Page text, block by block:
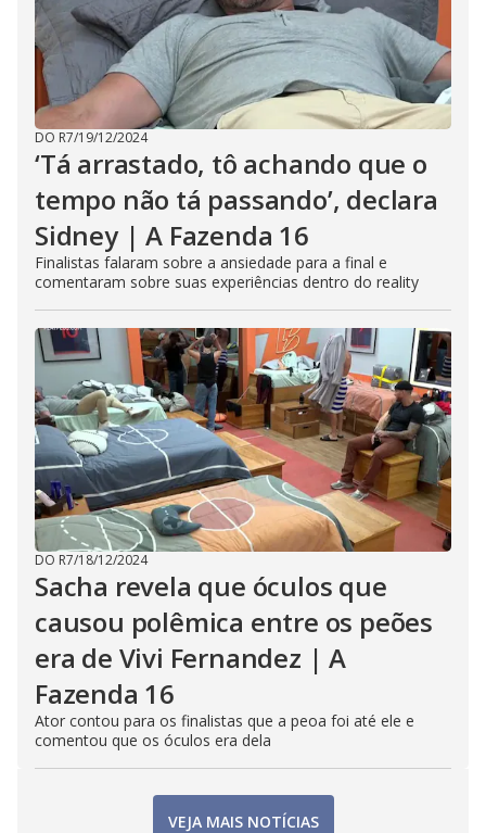
DO R7/19/12/2024
‘Tá arrastado, tô achando que o
tempo não tá passando’, declara
Sidney | A Fazenda 16
Finalistas falaram sobre a ansiedade para a final e
comentaram sobre suas experiências dentro do reality
DO R7/18/12/2024
Sacha revela que óculos que
causou polêmica entre os peões
era de Vivi Fernandez | A
Fazenda 16
Ator contou para os finalistas que a peoa foi até ele e
comentou que os óculos era dela
VEJA MAIS NOTÍCIAS